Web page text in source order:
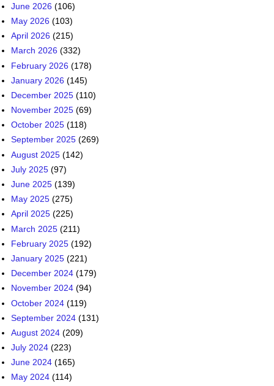
June 2026 (106)
May 2026 (103)
April 2026 (215)
March 2026 (332)
February 2026 (178)
January 2026 (145)
December 2025 (110)
November 2025 (69)
October 2025 (118)
September 2025 (269)
August 2025 (142)
July 2025 (97)
June 2025 (139)
May 2025 (275)
April 2025 (225)
March 2025 (211)
February 2025 (192)
January 2025 (221)
December 2024 (179)
November 2024 (94)
October 2024 (119)
September 2024 (131)
August 2024 (209)
July 2024 (223)
June 2024 (165)
May 2024 (114)